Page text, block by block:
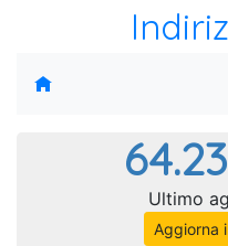
Ultimo
Aggiorna